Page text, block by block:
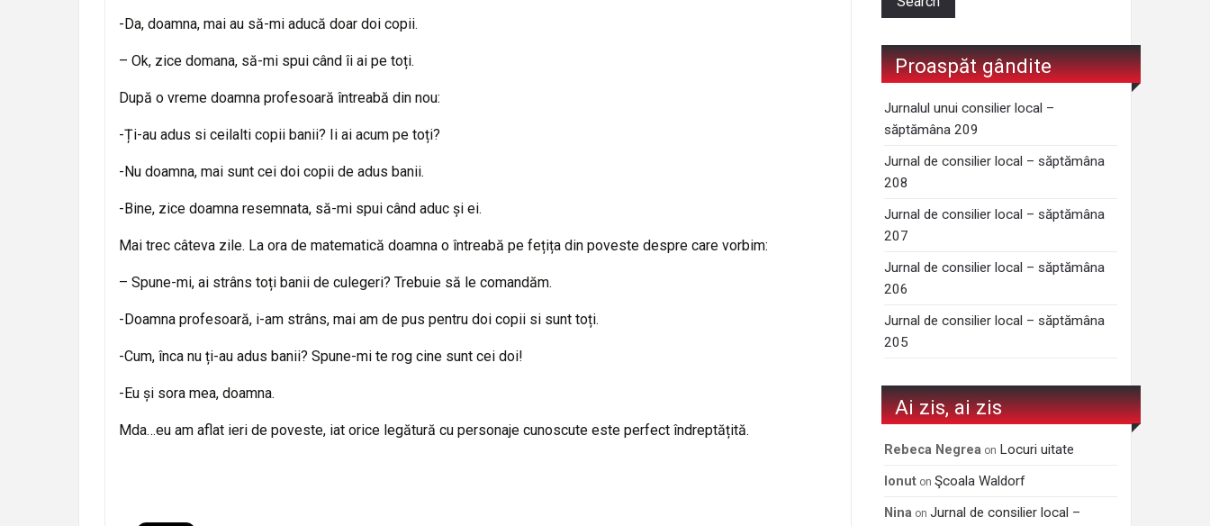
-Da, doamna, mai au să-mi aducă doar doi copii.
– Ok, zice domana, să-mi spui când îi ai pe toți.
După o vreme doamna profesoară întreabă din nou:
-Ți-au adus si ceilalti copii banii? Ii ai acum pe toți?
-Nu doamna, mai sunt cei doi copii de adus banii.
-Bine, zice doamna resemnata, să-mi spui când aduc și ei.
Mai trec câteva zile. La ora de matematică doamna o întreabă pe fețița din poveste despre care vorbim:
– Spune-mi, ai strâns toți banii de culegeri? Trebuie să le comandăm.
-Doamna profesoară, i-am strâns, mai am de pus pentru doi copii si sunt toți.
-Cum, înca nu ți-au adus banii? Spune-mi te rog cine sunt cei doi!
-Eu și sora mea, doamna.
Mda…eu am aflat ieri de poveste, iat orice legătură cu personaje cunoscute este perfect îndreptățită.
Proaspăt gândite
Jurnalul unui consilier local –
săptămâna 209
Jurnal de consilier local – săptămâna
208
Jurnal de consilier local – săptămâna
207
Jurnal de consilier local – săptămâna
206
Jurnal de consilier local – săptămâna
205
Ai zis, ai zis
Rebeca Negrea on Locuri uitate
Ionut onŞcoala Waldorf
Nina onJurnal de consilier local –